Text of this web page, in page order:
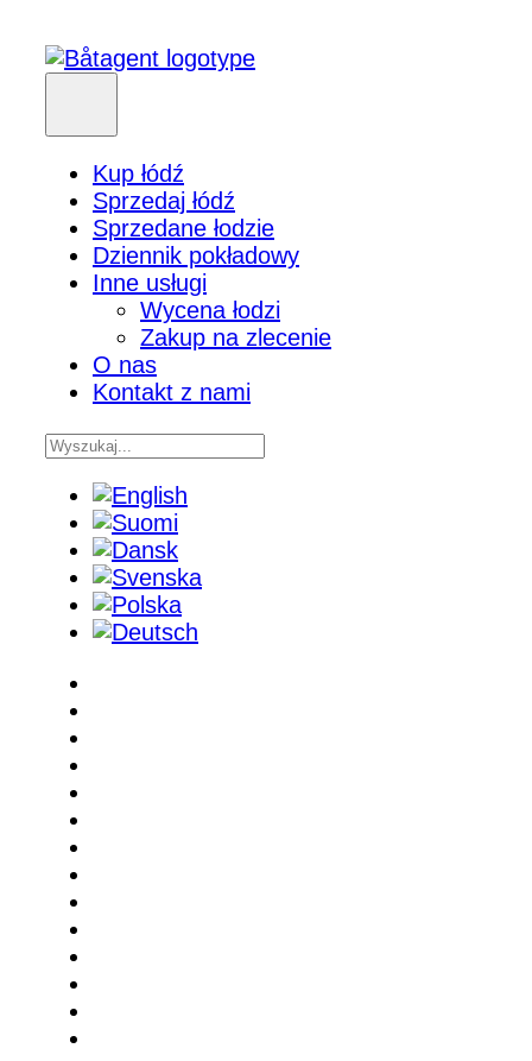
Kup łódź
Sprzedaj łódź
Sprzedane łodzie
Dziennik pokładowy
Inne usługi
Wycena łodzi
Zakup na zlecenie
O nas
Kontakt z nami